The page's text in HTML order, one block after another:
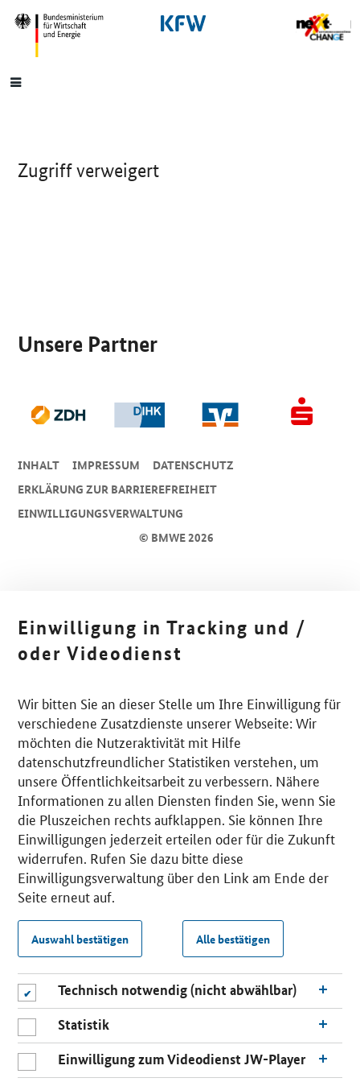
SrOnlyNavigation
Hauptmenü
Zugriff verweigert
Unsere Partner
© BMWE 2026
INHALT IMPRESSUM
DA­TEN­SCHUTZ
ERKLÄRUNG ZUR BARRIEREFREIHEIT
EINWILLIGUNGSVERWALTUNG
Einwilligung in Tracking und /
oder Videodienst
Wir bitten Sie an dieser Stelle um Ihre Einwilligung für
verschiedene Zusatzdienste unserer Webseite: Wir
möchten die Nutzeraktivität mit Hilfe
datenschutzfreundlicher Statistiken verstehen, um
unsere Öffentlichkeitsarbeit zu verbessern. Nähere
Informationen zu allen Diensten finden Sie, wenn Sie
die Pluszeichen rechts aufklappen. Sie können Ihre
Einwilligungen jederzeit erteilen oder für die Zukunft
widerrufen. Rufen Sie dazu bitte diese
Einwilligungsverwaltung über den Link am Ende der
Seite erneut auf.
Auswahl bestätigen Alle bestätigen
Technisch notwendig (nicht abwählbar)
Statistik
Einwilligung zum Videodienst JW-Player